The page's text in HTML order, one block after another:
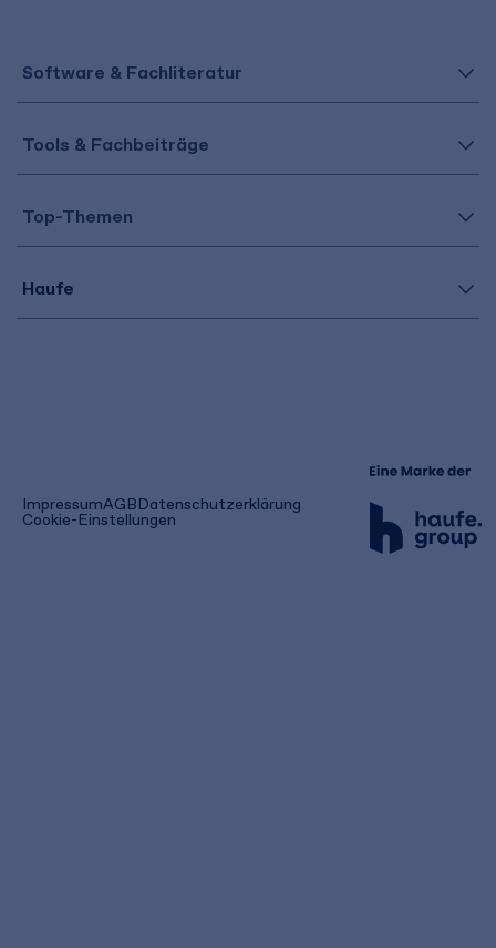
Software & Fachliteratur
Tools & Fachbeiträge
Top-Themen
Haufe
ImpressumAGB(öffnet
in
einem
Datenschutzerklärung
Cookie-Einstellungen